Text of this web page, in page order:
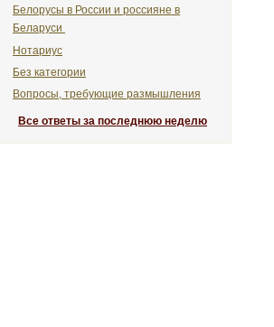
Белорусы в России и россияне в
Беларуси
Нотариус
Без категории
Вопросы, требующие размышления
Все ответы за последнюю неделю